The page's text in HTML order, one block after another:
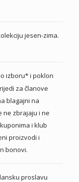
jesen-zima.
izboru* i poklon
za članove
blagajni na
ne zbrajaju i ne
i klub
proizvodi i
bonovi.
proslavu